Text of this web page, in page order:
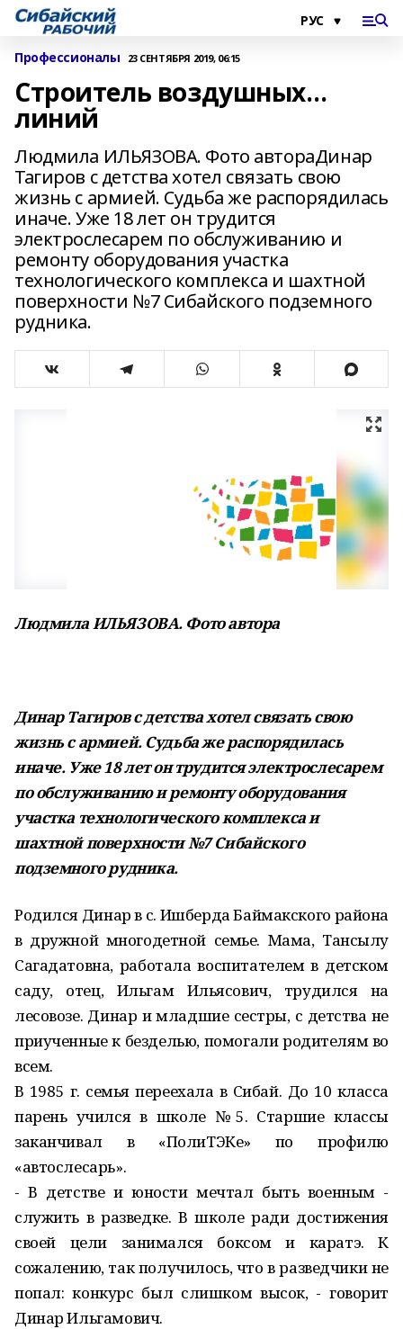
Профессионалы 23 СЕНТЯБРЯ 2019, 06:15
Строитель воздушных…
линий
Людмила ИЛЬЯЗОВА. Фото автораДинар
Тагиров с детства хотел связать свою
жизнь с армией. Судьба же распорядилась
иначе. Уже 18 лет он трудится
электрослесарем по обслуживанию и
ремонту оборудования участка
технологического комплекса и шахтной
поверхности №7 Сибайского подземного
рудника.
Людмила ИЛЬЯЗОВА. Фото автора
Динар Тагиров с детства хотел связать свою
жизнь с армией. Судьба же распорядилась
иначе. Уже 18 лет он трудится электрослесарем
по обслуживанию и ремонту оборудования
участка технологического комплекса и
шахтной поверхности №7 Сибайского
подземного рудника.
Родился Динар в с. Ишберда Баймакского района
в дружной многодетной семье. Мама, Тансылу
Сагадатовна, работала воспитателем в детском
саду, отец, Ильгам Ильясович, трудился на
лесовозе. Динар и младшие сестры, с детства не
приученные к безделью, помогали родителям во
всем.
В 1985 г. семья переехала в Сибай. До 10 класса
парень учился в школе №5. Старшие классы
заканчивал в «ПолиТЭКе» по профилю
«автослесарь».
- В детстве и юности мечтал быть военным -
служить в разведке. В школе ради достижения
своей цели занимался боксом и каратэ. К
сожалению, так получилось, что в разведчики не
попал: конкурс был слишком высок, - говорит
Динар Ильгамович.